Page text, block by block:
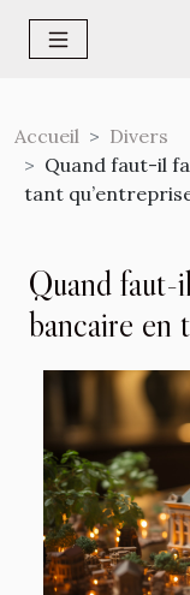
Accueil
Divers
Quand faut-il
tant
Quand
bancaire en